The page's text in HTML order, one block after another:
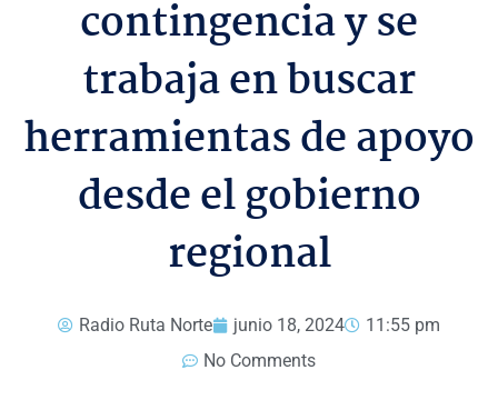
contingencia y se
trabaja en buscar
herramientas de apoyo
desde el gobierno
regional
Radio Ruta Norte junio 18, 2024
11:55 pm
No Comments